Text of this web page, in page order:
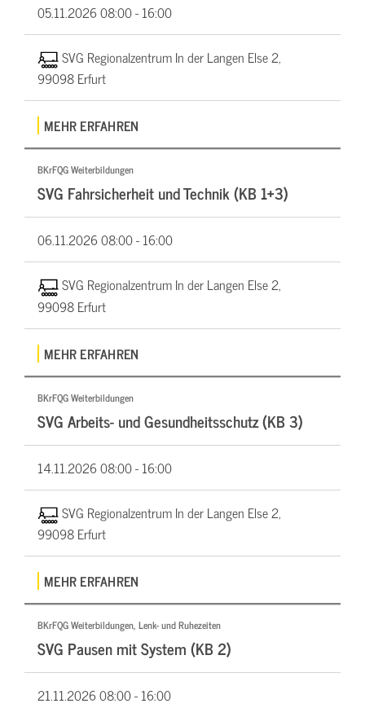
05.11.202608:00 - 16:00
SVG Regionalzentrum In der Langen Else 2,
99098 Erfurt
MEHR ERFAHREN
BKrFQG Weiterbildungen
SVG Fahrsicherheit und Technik (KB 1+3)
06.11.202608:00 - 16:00
SVG Regionalzentrum In der Langen Else 2,
99098 Erfurt
MEHR ERFAHREN
BKrFQG Weiterbildungen
SVG Arbeits- und Gesundheitsschutz (KB 3)
14.11.202608:00 - 16:00
SVG Regionalzentrum In der Langen Else 2,
99098 Erfurt
MEHR ERFAHREN
BKrFQG Weiterbildungen, Lenk- und Ruhezeiten
SVG Pausen mit System (KB 2)
21.11.202608:00 - 16:00